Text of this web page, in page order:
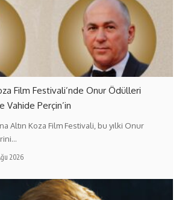
Film Festivali’nde Onur Ödülleri
Vahide Perçin’in
Altın Koza Film Festivali, bu yılki Onur
2026